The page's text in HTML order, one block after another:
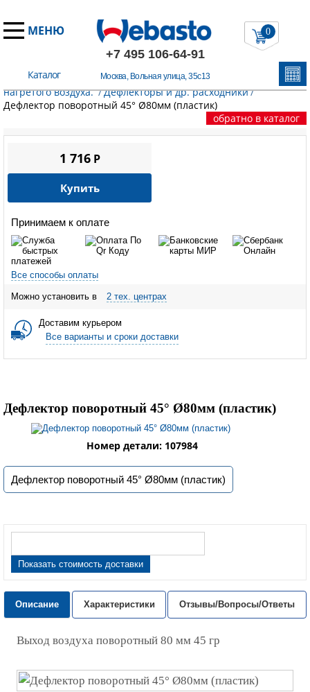
МЕНЮ
+7 495 106-64-91
Москва, Вольная улица, 35с13
Каталог
0
Главная /Запчасти Вебасто/Элементы распределения
нагретого воздуха./Дефлекторы и др. расходники/
Дефлектор поворотный 45° Ø80мм (пластик)
обратно в каталог
Принимаем к оплате
Все способы оплаты
Можно установить в 2 тех. центрах
Доставим курьером
Все варианты и сроки доставки
1 716P
Купить
Дефлектор поворотный 45° Ø80мм (пластик)
Номер детали: 107984
Дефлектор поворотный 45° Ø80мм (пластик)
Показать стоимость доставки
Описание Характеристики Отзывы/Вопросы/Ответы
Выход воздуха поворотный 80 мм 45 гр